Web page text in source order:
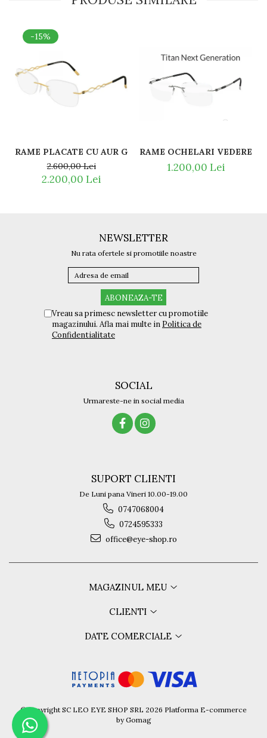
-15%
2.600,00 Lei
2.200,00 Lei
RAME OCHELARI VEDERE
1.200,00 Lei
NEWSLETTER
Nu rata ofertele si promotiile noastre
Vreau sa primesc newsletter cu promotiile
magazinului. Afla mai multe in Politica de
Confidentialitate
SOCIAL
Urmareste-ne in social media
SUPORT CLIENTI
De Luni pana Vineri 10.00-19.00
0747068004
0724595333
office@eye-shop.ro
MAGAZINUL MEU
CLIENTI
DATE COMERCIALE
©Copyright SC LEO EYE SHOP SRL 2026 Platforma E-commerce
by Gomag